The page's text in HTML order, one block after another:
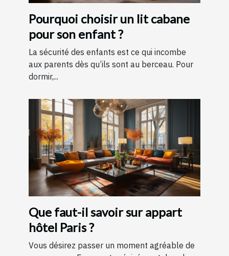
Pourquoi choisir un lit cabane
pour son enfant ?
La sécurité des enfants est ce qui incombe
aux parents dès qu’ils sont au berceau. Pour
dormir,...
Que faut-il savoir sur appart
hôtel Paris ?
Vous désirez passer un moment agréable de